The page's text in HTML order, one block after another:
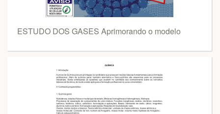
ESTUDO DOS GASES Aprimorando o modelo